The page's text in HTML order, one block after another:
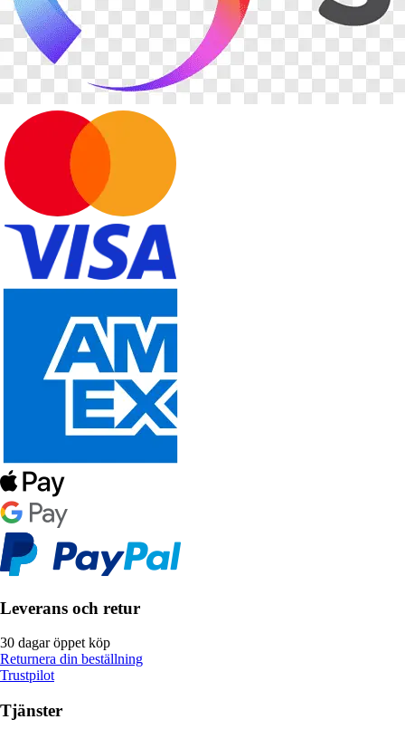
Leverans och retur
30 dagar öppet köp
Returnera din beställning
Trustpilot
Tjänster